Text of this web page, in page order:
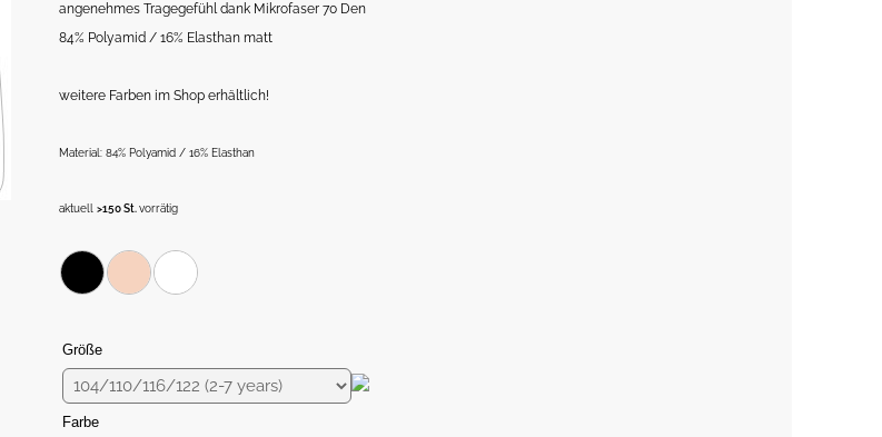
angenehmes Tragegefühl dank Mikrofaser 70 Den
84% Polyamid / 16% Elasthan matt
weitere Farben im Shop erhältlich!
Material: 84% Polyamid / 16% Elasthan
aktuell >150 St.vorrätig
Größe
Farbe